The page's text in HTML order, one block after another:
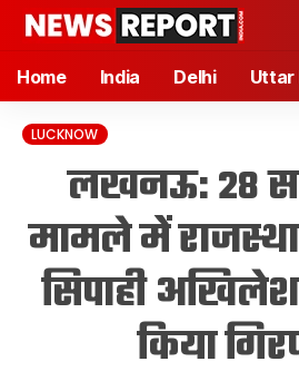
Home India Delhi Uttar
LUCKNOW
लखनऊ: 28
मामले में
सिपाही अखिलेश
किया